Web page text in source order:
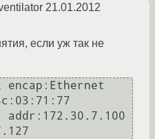
21.01.2012
если уж так не